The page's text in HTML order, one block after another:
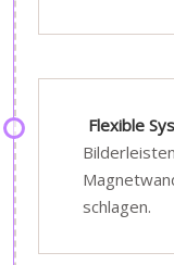
Flexible
schlagen.